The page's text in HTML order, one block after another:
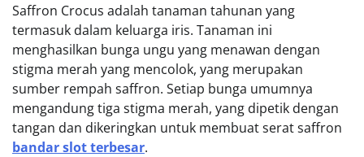
Saffron Crocus adalah tanaman tahunan yang
termasuk dalam keluarga iris. Tanaman ini
menghasilkan bunga ungu yang menawan dengan
stigma merah yang mencolok, yang merupakan
sumber rempah saffron. Setiap bunga umumnya
mengandung tiga stigma merah, yang dipetik dengan
tangan dan dikeringkan untuk membuat serat saffron
bandar slot terbesar.